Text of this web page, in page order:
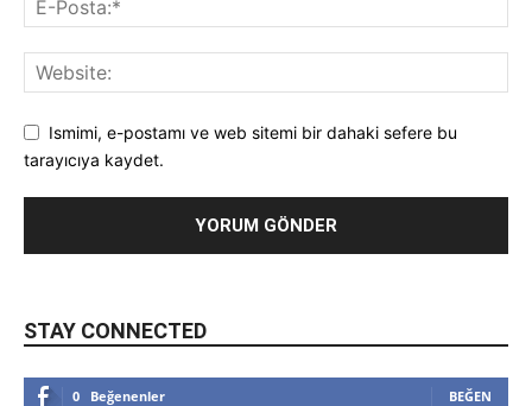
Ismimi, e-postamı ve web sitemi bir dahaki sefere bu
tarayıcıya kaydet.
STAY CONNECTED
0 Beğenenler BEĞEN